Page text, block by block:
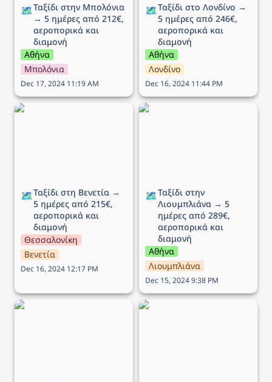
🗺️Ταξίδι στην Μπολόνια
→ 5 ημέρες από 212€,
αεροπορικά και
διαμονή
Αθήνα
Μπολόνια
Dec 17, 2024 11:19 AM
🗺️Ταξίδι στο Λονδίνο →
5 ημέρες από 246€,
αεροπορικά και
διαμονή
Αθήνα
Λονδίνο
Dec 16, 2024 11:44 PM
Ταξίδι στη Βενετία → 5
🗺️Ταξίδι στη Βενετία →
5 ημέρες από 215€,
αεροπορικά και
διαμονή
Θεσσαλονίκη
Βενετία
Dec 16, 2024 12:17 PM
Ταξίδι στην Λιουμπλιάνα
🗺️Ταξίδι στην
Λιουμπλιάνα → 5
ημέρες από 289€,
αεροπορικά και
διαμονή
Αθήνα
Λιουμπλιάνα
Dec 15, 2024 9:38 PM
Ταξίδι στο Εδιμβούργο →
Ταξίδι στην Μάλτα → 5